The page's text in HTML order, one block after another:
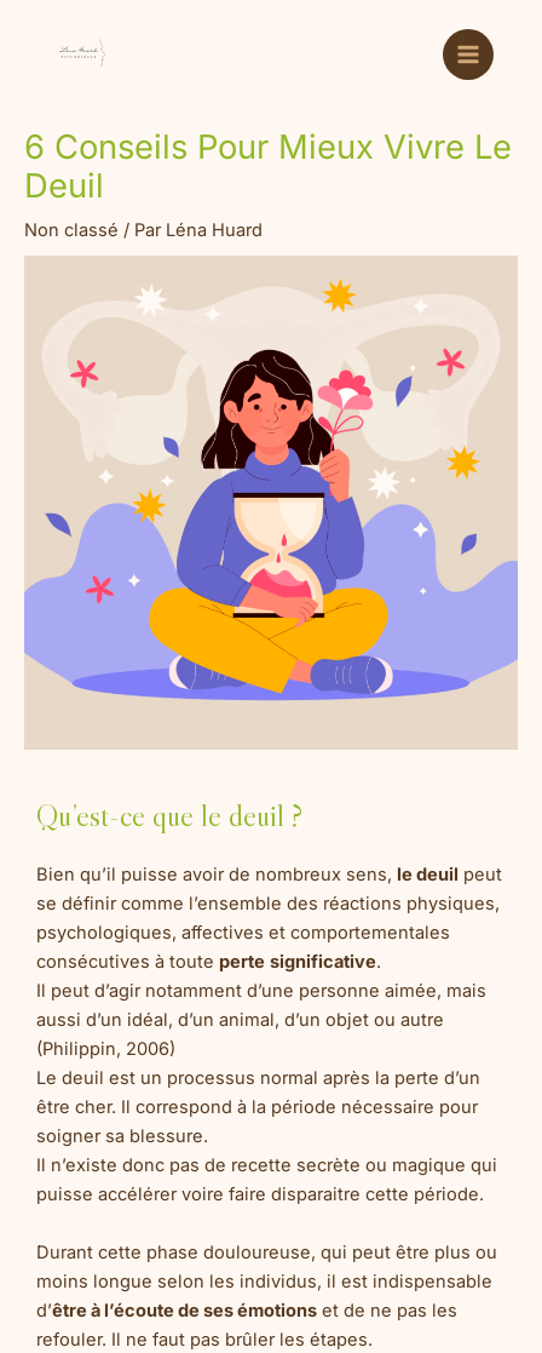
Main
Menu
6 Conseils Pour Mieux Vivre Le
Deuil
Non classé / Par Léna Huard
Qu’est-ce que le deuil ?
Bien qu’il puisse avoir de nombreux sens, le deuil peut
se définir comme l’ensemble des réactions physiques,
psychologiques, affectives et comportementales
consécutives à toute perte significative.
Il peut d’agir notamment d’une personne aimée, mais
aussi d’un idéal, d’un animal, d’un objet ou autre
(Philippin, 2006)
Le deuil est un processus normal après la perte d’un
être cher. Il correspond à la période nécessaire pour
soigner sa blessure.
Il n’existe donc pas de recette secrète ou magique qui
puisse accélérer voire faire disparaitre cette période.
Durant cette phase douloureuse, qui peut être plus ou
moins longue selon les individus, il est indispensable
d’être à l’écoute de ses émotions et de ne pas les
refouler. Il ne faut pas brûler les étapes.